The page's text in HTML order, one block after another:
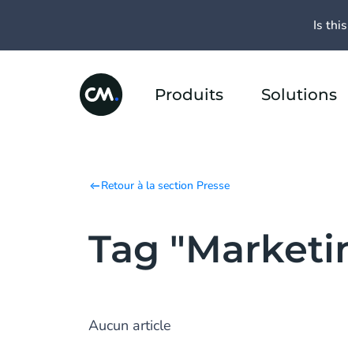
Produits Solutions
Retour à la section Presse
Tag
Aucun article
Is